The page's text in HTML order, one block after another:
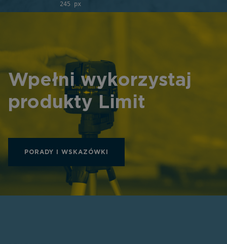
245 px
Wpełni wykorzystaj
produkty Limit
PORADY I WSKAZÓWKI